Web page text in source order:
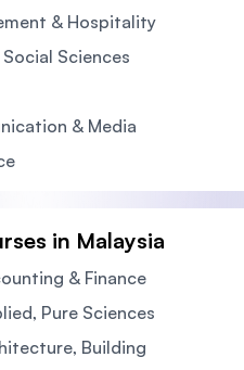
& Hospitality
Sciences
& Media
in Malaysia
& Finance
Pure Sciences
Building